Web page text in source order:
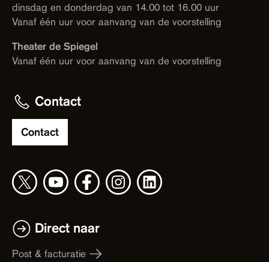
dinsdag en donderdag van 14.00 tot 16.00 uur
Vanaf één uur voor aanvang van de voorstelling
Theater de Spiegel
Vanaf één uur voor aanvang van de voorstelling
Contact
Contact
Direct naar
Post & facturatie